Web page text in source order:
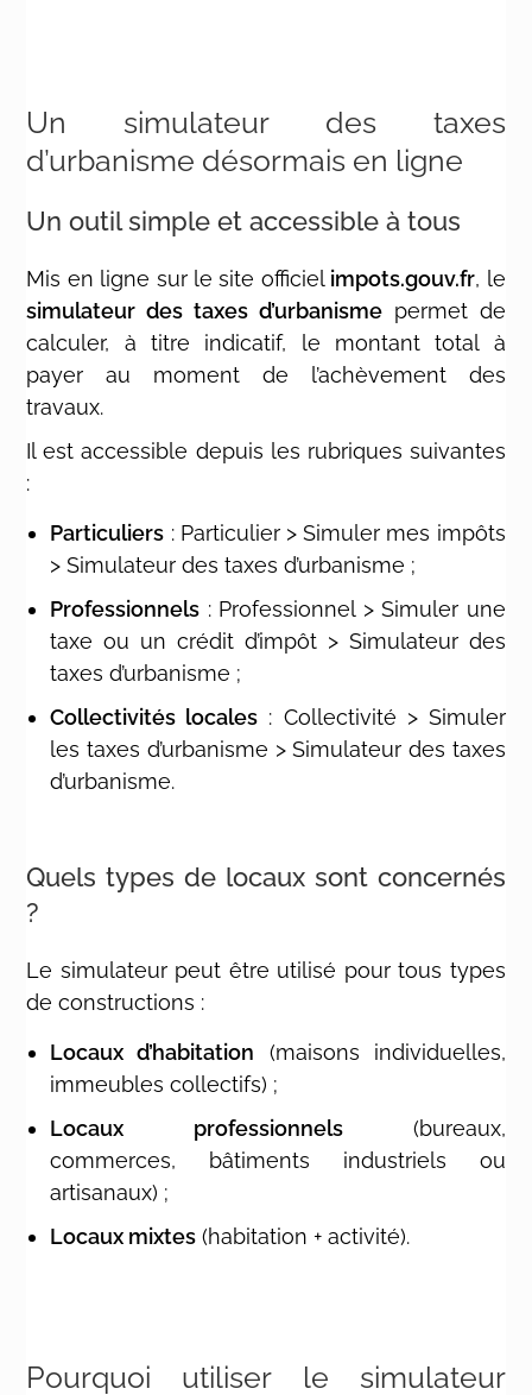
Un simulateur des taxes
d’urbanisme désormais en ligne
Un outil simple et accessible à tous
Mis en ligne sur le site officiel impots.gouv.fr, le
simulateur des taxes d’urbanismepermet de
calculer, à titre indicatif, le montant total à
payer au moment de l’achèvement des
travaux.
Il est accessible depuis les rubriques suivantes
:
Particuliers : Particulier > Simuler mes impôts
> Simulateur des taxes d’urbanisme ;
Professionnels : Professionnel > Simuler une
taxe ou un crédit d’impôt > Simulateur des
taxes d’urbanisme ;
Collectivités locales : Collectivité > Simuler
les taxes d’urbanisme > Simulateur des taxes
d’urbanisme.
Quels types de locaux sont concernés
?
Le simulateur peut être utilisé pour tous types
de constructions :
Locaux d’habitation (maisons individuelles,
immeubles collectifs) ;
Locaux professionnels(bureaux,
commerces, bâtiments industriels ou
artisanaux) ;
Locaux mixtes (habitation + activité).
Pourquoi utiliser le simulateur